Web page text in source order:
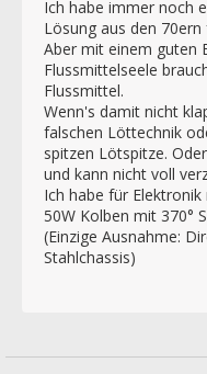
Ich habe immer noch
Lösung aus den
Aber mit einem guten
Flussmittelseele
Flussmittel.
Wenn's damit nicht
falschen Löttechnik
spitzen Lötspitze.
und kann nicht voll
Ich habe für
50W Kolben mit 370°
(Einzige Ausnahme:
Stahlchassis)